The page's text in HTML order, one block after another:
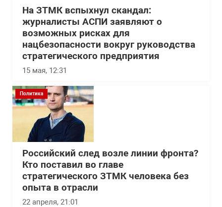
На ЗТМК вспыхнул скандал:
журналисты АСПИ заявляют о
возможных рисках для
нацбезопасности вокруг руководства
стратегического предприятия
15 мая, 12:31
Политика
Российский след возле линии фронта?
Кто поставил во главе
стратегического ЗТМК человека без
опыта в отрасли
22 апреля, 21:01